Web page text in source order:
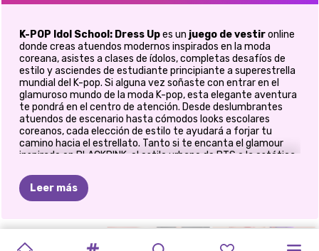
K-POP Idol School: Dress Upes un juego de vestironline
donde creas atuendos modernos inspirados en la moda
coreana, asistes a clases de ídolos, completas desafíos de
estilo y asciendes de estudiante principiante a superestrella
mundial del K-pop. Si alguna vez soñaste con entrar en el
glamuroso mundo de la moda K-pop, esta elegante aventura
te pondrá en el centro de atención. Desde deslumbrantes
atuendos de escenario hasta cómodos looks escolares
coreanos, cada elección de estilo te ayudará a forjar tu
camino hacia el estrellato. Tanto si te encanta el glamour
inspirado en BLACKPINK, el estilo urbano de BTS o la estética
de moda sin fin.
🌟 Conviértete en el ícono de la moda
K-Pop definitivo
Leer más
LIBRO
CONCIERTO DESAFÍO
CONCIERTO PRINCESAS